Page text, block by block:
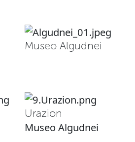
Museo Algudnei
Urazion
Museo Algudnei